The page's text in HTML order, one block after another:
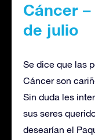
Cáncer
de julio
Se dice que las
Cáncer son
Sin duda les
sus seres
desearían el